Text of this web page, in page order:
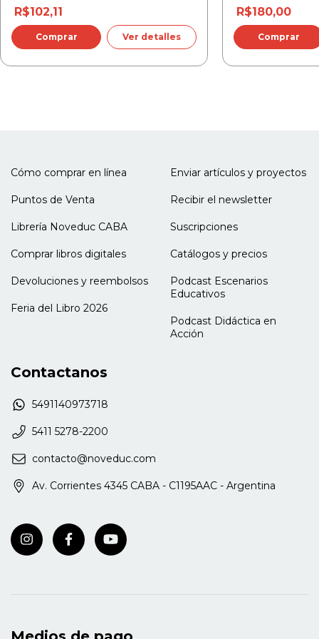
apertura
Apéndice Consideraciones acerca del objeto de
estudio y su construcción metodológica
1. Objetivos 2. Tipo de Estudio 3. Población y
R$102,11
Ver detalles
R$180,00
Cómo comprar en línea
Puntos de Venta
Librería Noveduc CABA
Comprar libros digitales
Devoluciones y reembolsos
Feria del Libro 2026
Enviar artículos y proyectos
Recibir el newsletter
Suscripciones
Catálogos y precios
Podcast Escenarios
Educativos
Podcast Didáctica en
Acción
Contactanos
5491140973718
5411 5278-2200
contacto@noveduc.com
Av. Corrientes 4345 CABA - C1195AAC - Argentina